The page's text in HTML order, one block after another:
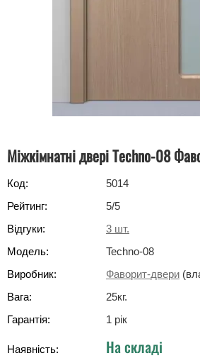
Міжкімнатні двері Techno-08
Код:
5014
Рейтинг:
5/5
Відгуки:
3 шт.
Модель:
Techno-08
Виробник:
Фаворит-двери
Вага:
25кг.
Гарантія:
1 рік
Наявність: На складі